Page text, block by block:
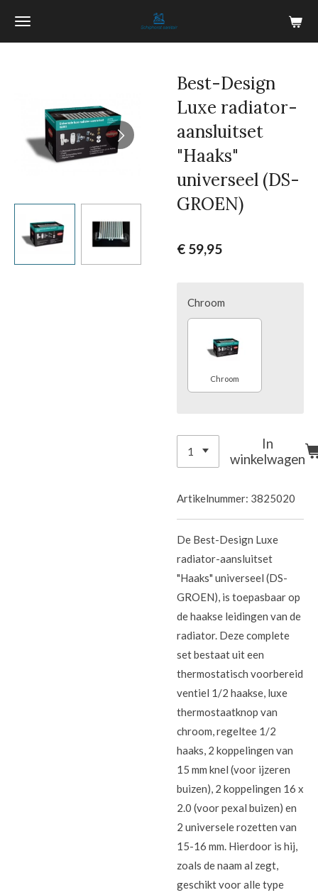
Ga
Best-Design
Luxe radiator-
aansluitset
"Haaks"
universeel (DS-
GROEN)
€ 59,95
Chroom
Chroom
In
winkelwagen
Artikelnummer: 3825020
De Best-Design Luxe
radiator-aansluitset
"Haaks" universeel (DS-
GROEN), is toepasbaar op
de haakse leidingen van de
radiator. Deze complete
set bestaat uit een
thermostatisch voorbereid
ventiel 1/2 haakse, luxe
thermostaatknop van
chroom, regeltee 1/2
haaks, 2 koppelingen van
15 mm knel (voor ijzeren
buizen), 2 koppelingen 16 x
2.0 (voor pexal buizen) en
2 universele rozetten van
15-16 mm. Hierdoor is hij,
zoals de naam al zegt,
geschikt voor alle type